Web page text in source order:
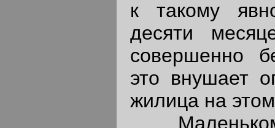
к такому
десяти
совершенно
это внушает
жилица на